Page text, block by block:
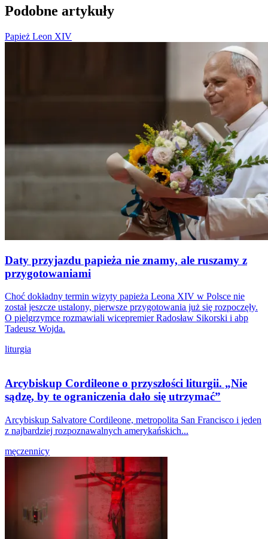
Podobne artykuły
Papież Leon XIV
Daty przyjazdu papieża nie znamy, ale ruszamy z
przygotowaniami
Choć dokładny termin wizyty papieża Leona XIV w Polsce nie
został jeszcze ustalony, pierwsze przygotowania już się rozpoczęły.
O pielgrzymce rozmawiali wicepremier Radosław Sikorski i abp
Tadeusz Wojda.
liturgia
Arcybiskup Cordileone o przyszłości liturgii. „Nie
sądzę, by te ograniczenia dało się utrzymać”
Arcybiskup Salvatore Cordileone, metropolita San Francisco i jeden
z najbardziej rozpoznawalnych amerykańskich...
męczennicy